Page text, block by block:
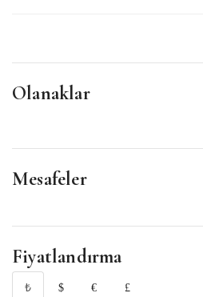
Olanaklar
Mesafeler
Fiyatlandırma
₺ $ € £